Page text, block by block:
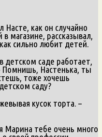
Насте, как он случайно
магазине, рассказывал,
сильно любит детей.
саде работает,
Настенька, ты
тоже хочешь
саду?
кусок торта. –
Марина тебе очень много